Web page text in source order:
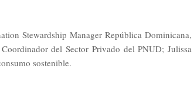
Stewardship Manager República Dominicana,
del Sector Privado del PNUD; Julissa
sostenible.